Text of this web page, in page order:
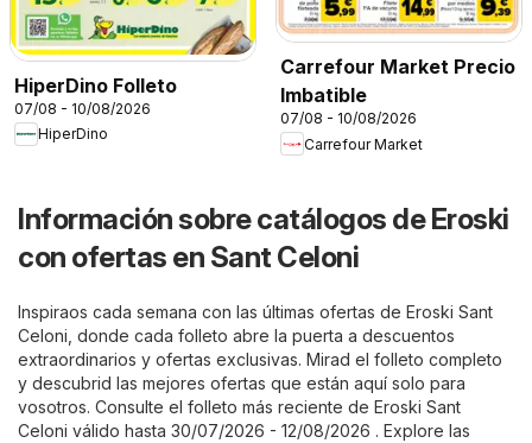
HiperDino Folleto
07/08 - 10/08/2026
HiperDino
Carrefour Market Precio
Imbatible
07/08 - 10/08/2026
Carrefour Market
Información sobre catálogos de Eroski
con ofertas en Sant Celoni
Inspiraos cada semana con las últimas ofertas de Eroski Sant
Celoni, donde cada folleto abre la puerta a descuentos
extraordinarios y ofertas exclusivas. Mirad el folleto completo
y descubrid las mejores ofertas que están aquí solo para
vosotros. Consulte el folleto más reciente de Eroski Sant
Celoni válido hasta 30/07/2026 - 12/08/2026 . Explore las